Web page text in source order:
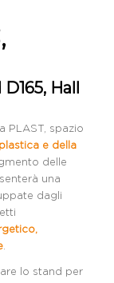
Hall
PLAST, spazio
e della
delle
una
dagli
.
lo stand per